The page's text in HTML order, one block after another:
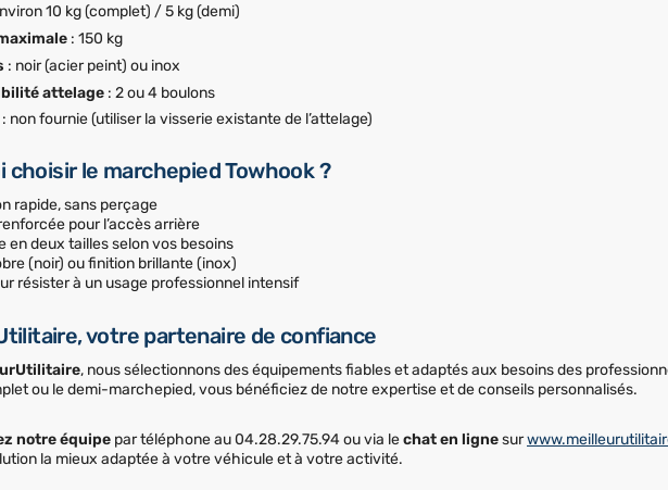
10 kg (complet) / 5 kg (demi)
: 150 kg
: noir (acier peint) ou inox
attelage : 2 ou 4 boulons
: non fournie (utiliser la visserie existante de l’attelage)
choisir le marchepied Towhook ?
rapide, sans perçage
pour l’accès arrière
en deux tailles selon vos besoins
(noir) ou finition brillante (inox)
résister à un usage professionnel intensif
votre partenaire de confiance
, nous sélectionnons des équipements fiables et adaptés aux besoins des
ou le demi-marchepied, vous bénéficiez de notre expertise et de conseils personnalisés.
notre équipe par téléphone au 04.28.29.75.94 ou via lechat en lignesur
la mieux adaptée à votre véhicule et à votre activité.